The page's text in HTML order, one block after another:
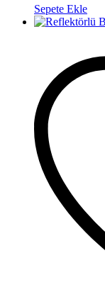
Sepete Ekle